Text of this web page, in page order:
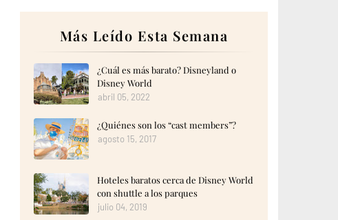
Más Leído Esta Semana
¿Cuál es más barato? Disneyland o
Disney World
abril 05, 2022
¿Quiénes son los “cast members”?
agosto 15, 2017
Hoteles baratos cerca de Disney World
con shuttle a los parques
julio 04, 2019